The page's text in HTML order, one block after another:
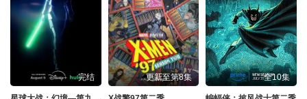
完结 更新至第8集 全10集